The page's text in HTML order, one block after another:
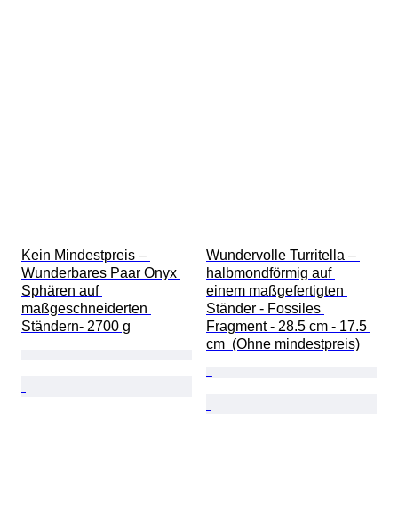
Kein Mindestpreis –
Wunderbares Paar Onyx
Sphären auf
maßgeschneiderten
Ständern- 2700 g
Wundervolle Turritella –
halbmondförmig auf
einem maßgefertigten
Ständer - Fossiles
Fragment - 28.5 cm - 17.5
cm  (Ohne mindestpreis)